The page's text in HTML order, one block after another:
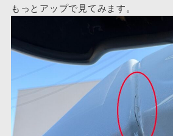
もっとアップで見てみます。